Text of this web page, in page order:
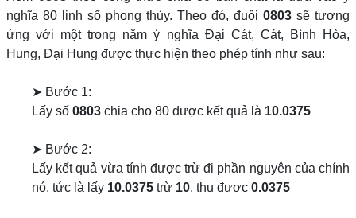
nghĩa 80 linh số phong thủy. Theo đó, đuôi 0803 sẽ tương
ứng với một trong năm ý nghĩa Đại Cát, Cát, Bình Hòa,
Hung, Đại Hung được thực hiện theo phép tính như sau:
➤ Bước 1:
Lấy số 0803 chia cho 80 được kết quả là 10.0375
➤ Bước 2:
Lấy kết quả vừa tính được trừ đi phần nguyên của chính
nó, tức là lấy 10.0375 trừ 10, thu được 0.0375